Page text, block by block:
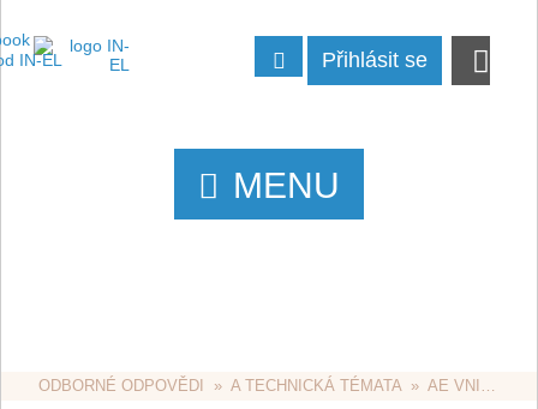
Přihlásit se
MENU
ODBORNÉ ODPOVĚDI
  »
A TECHNICKÁ TÉMATA
  »
AE VNITŘNÍ ROZVODY